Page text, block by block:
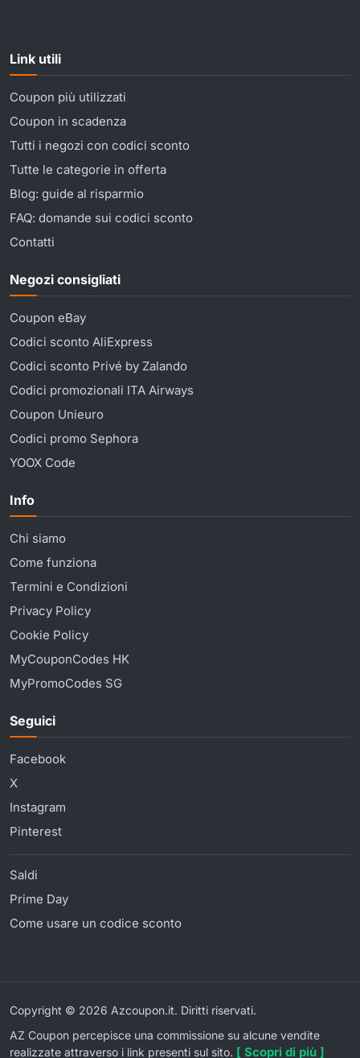
Link utili
Coupon più utilizzati
Coupon in scadenza
Tutti i negozi con codici sconto
Tutte le categorie in offerta
Blog: guide al risparmio
FAQ: domande sui codici sconto
Contatti
Negozi consigliati
Coupon eBay
Codici sconto AliExpress
Codici sconto Privé by Zalando
Codici promozionali ITA Airways
Coupon Unieuro
Codici promo Sephora
YOOX Code
Info
Chi siamo
Come funziona
Termini e Condizioni
Privacy Policy
Cookie Policy
MyCouponCodes HK
MyPromoCodes SG
Seguici
Facebook
X
Instagram
Pinterest
Saldi
Prime Day
Come usare un codice sconto
Copyright © 2026 Azcoupon.it. Diritti riservati.
AZ Coupon percepisce una commissione su alcune vendite
realizzate attraverso i link presenti sul sito. [ Scopri di più ]